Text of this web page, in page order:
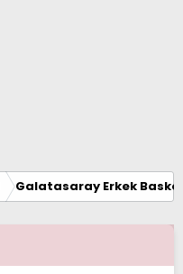
Galatasaray Erkek